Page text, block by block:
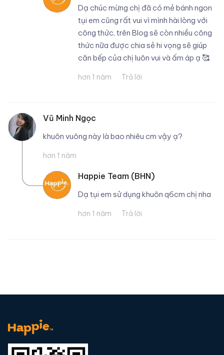
Dạ chúc mừng chị đã có mẻ bánh ngon
tụi em cũng rất vui vì mình hài lòng với
công thức, trên Blog sẽ còn nhiều công
thức nữa được chia sẻ hi vọng sẽ giúp
căn bếp của chị luôn vui và ấm áp ạ 🥰
hơn 1 năm Trả lời
Vũ Minh Ngọc
khuôn vuông này là bao nhiêu cm vậy ạ?
hơn 1 năm
Happie Team (BHN)
Dạ tụi em sử dụng khuôn q6cm chị nha
hơn 1 năm Trả lời